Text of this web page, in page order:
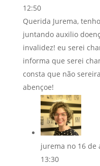
12:50
Querida Jurema,
juntando auxilio
invalidez! eu serei
informa que serei
consta que não
abençoe!
jurema no 16 de
13:30